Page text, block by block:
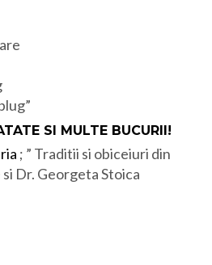
SI MULTE BUCURII!
; ” Traditii si obiceiuri din
Dr. Georgeta Stoica